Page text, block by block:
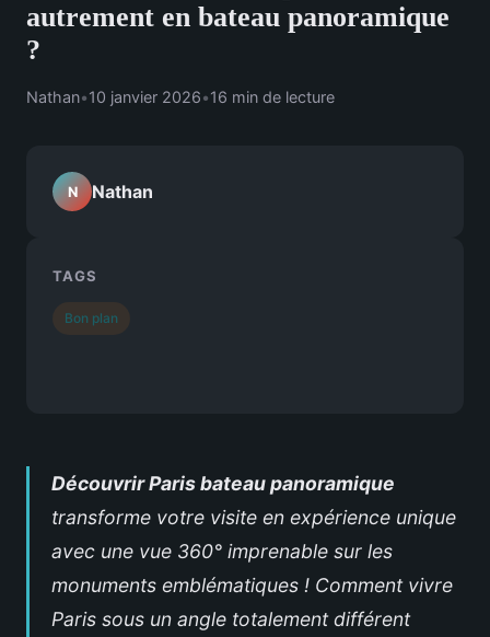
autrement en bateau panoramique
?
Nathan•10 janvier 2026•16 min de lecture
Découvrir Paris bateau panoramique
transforme votre visite en expérience unique
avec une vue 360° imprenable sur les
monuments emblématiques ! Comment vivre
Paris sous un angle totalement différent
N Nathan
TAGS
Bon plan